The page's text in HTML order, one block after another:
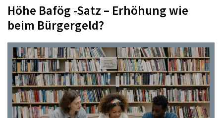
Höhe Bafög -Satz – Erhöhung wie
beim Bürgergeld?